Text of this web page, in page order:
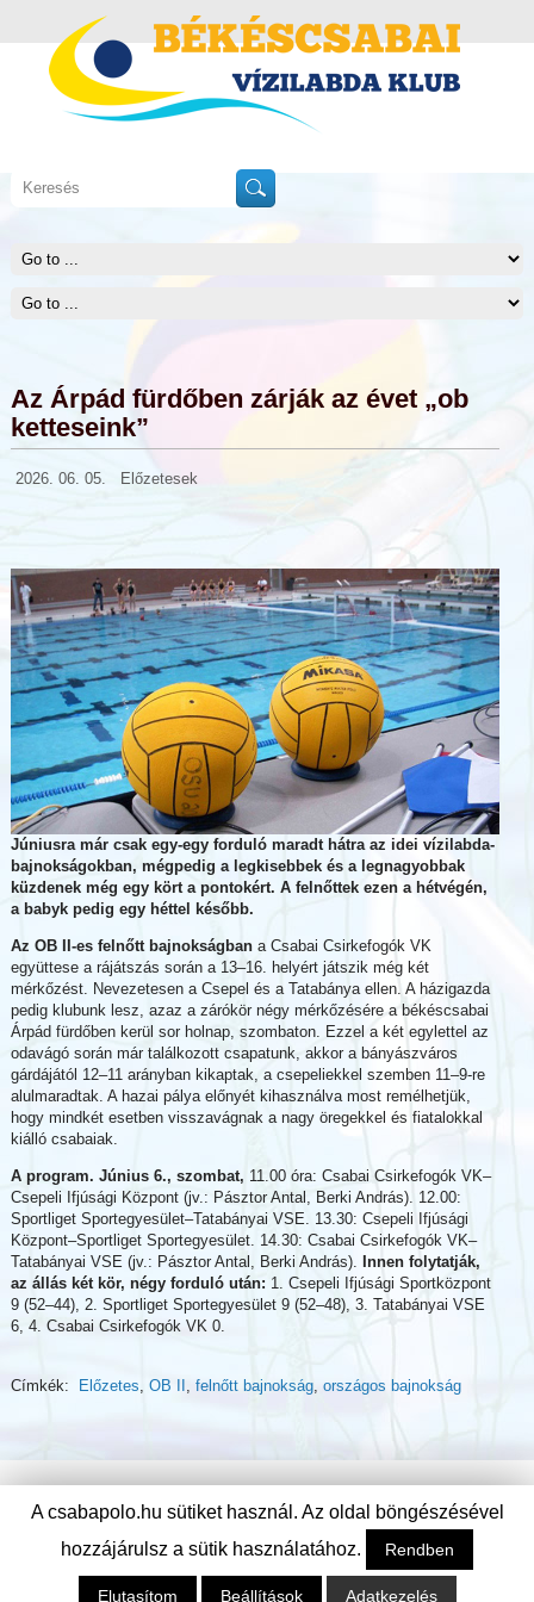
Az Árpád fürdőben zárják az évet „ob
ketteseink”
2026. 06. 05. Előzetesek
Júniusra már csak egy-egy forduló maradt hátra az idei vízilabda-
bajnokságokban, mégpedig a legkisebbek és a legnagyobbak
küzdenek még egy kört a pontokért. A felnőttek ezen a hétvégén,
a babyk pedig egy héttel később.
Az OB II-es felnőtt bajnokságbana Csabai Csirkefogók VK
együttese a rájátszás során a 13–16. helyért játszik még két
mérkőzést. Nevezetesen a Csepel és a Tatabánya ellen. A házigazda
pedig klubunk lesz, azaz a zárókör négy mérkőzésére a békéscsabai
Árpád fürdőben kerül sor holnap, szombaton. Ezzel a két egylettel az
odavágó során már találkozott csapatunk, akkor a bányászváros
gárdájától 12–11 arányban kikaptak, a csepeliekkel szemben 11–9-re
alulmaradtak. A hazai pálya előnyét kihasználva most remélhetjük,
hogy mindkét esetben visszavágnak a nagy öregekkel és fiatalokkal
kiálló csabaiak.
A program. Június 6., szombat, 11.00 óra: Csabai Csirkefogók VK–
Csepeli Ifjúsági Központ (jv.: Pásztor Antal, Berki András). 12.00:
Sportliget Sportegyesület–Tatabányai VSE. 13.30: Csepeli Ifjúsági
Központ–Sportliget Sportegyesület. 14.30: Csabai Csirkefogók VK–
Tatabányai VSE (jv.: Pásztor Antal, Berki András). Innen folytatják,
az állás két kör, négy forduló után: 1. Csepeli Ifjúsági Sportközpont
9 (52–44), 2. Sportliget Sportegyesület 9 (52–48), 3. Tatabányai VSE
6, 4. Csabai Csirkefogók VK 0.
Címkék: Előzetes, OB II , felnőtt bajnokság, országos bajnokság
© Csabai Csirkefogók Vízilabda Klub
A csabapolo.hu sütiket használ. Az oldal böngészésével
hozzájárulsz a sütik használatához.
Rendben
Elutasítom Beállítások Adatkezelés